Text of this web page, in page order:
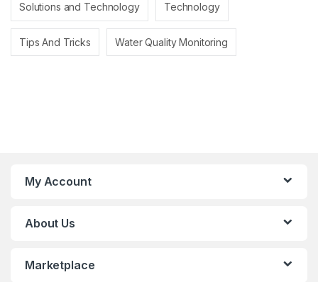
Solutions and Technology Technology
Tips And Tricks Water Quality Monitoring
My Account
About Us
Marketplace